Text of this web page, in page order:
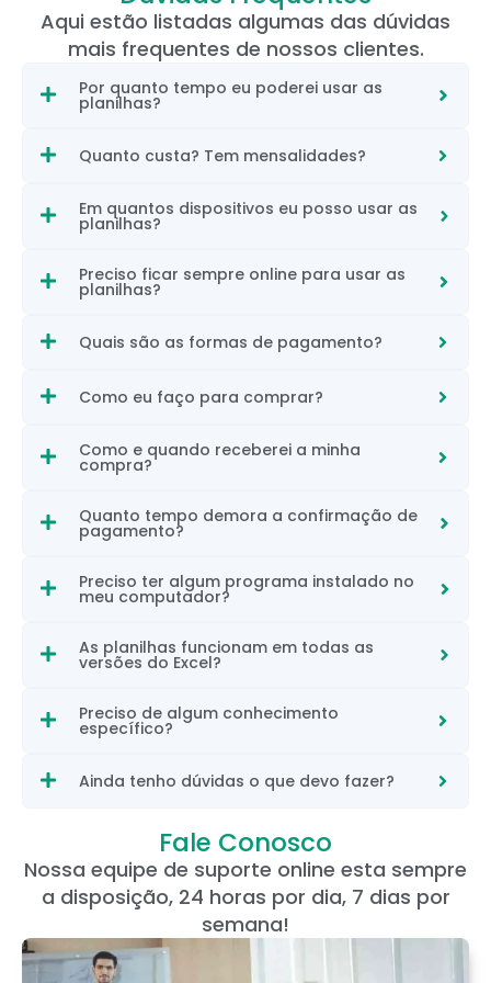
Aqui estão listadas algumas das dúvidas
mais frequentes de nossos clientes.
Por quanto tempo eu poderei usar as
planilhas?
Quanto custa? Tem mensalidades?
Em quantos dispositivos eu posso usar as
planilhas?
Preciso ficar sempre online para usar as
planilhas?
Quais são as formas de pagamento?
Como eu faço para comprar?
Como e quando receberei a minha
compra?
Quanto tempo demora a confirmação de
pagamento?
Preciso ter algum programa instalado no
meu computador?
As planilhas funcionam em todas as
versões do Excel?
Preciso de algum conhecimento
específico?
Ainda tenho dúvidas o que devo fazer?
Fale Conosco
Nossa equipe de suporte online esta sempre
a disposição, 24 horas por dia, 7 dias por
semana!